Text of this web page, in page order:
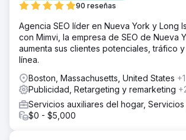
90 reseñas
Agencia SEO líder en Nueva York y Long
con Mimvi, la empresa de SEO de Nueva
aumenta sus clientes potenciales, tráfico
línea.
Boston, Massachusetts, United States +1
Publicidad, Retargeting y remarketing
Servicios auxiliares del hogar,
$0 - $5,000